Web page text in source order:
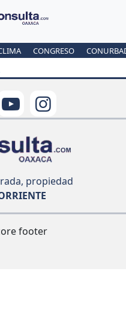
CONGRESO
propiedad